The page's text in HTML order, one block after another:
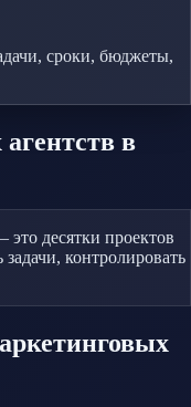
сроки, бюджеты,
в
десятки проектов
контролировать